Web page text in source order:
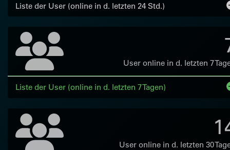
Liste der User (online in d. letzten 24 Std.)
User online in d. letzten 7
Liste der User (online in d. letzten 7 Tagen)
User online in d. letzten 30